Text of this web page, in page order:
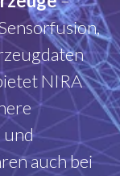
NIRA
und
auch bei